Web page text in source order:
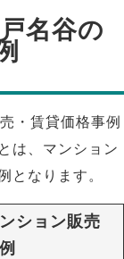
名谷の
・賃貸価格事例
は、マンション
となります。
ション販売